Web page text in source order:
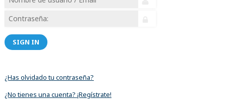
SIGN IN
¿Has olvidado tu contraseña?
¿No tienes una cuenta? ¡Regístrate!